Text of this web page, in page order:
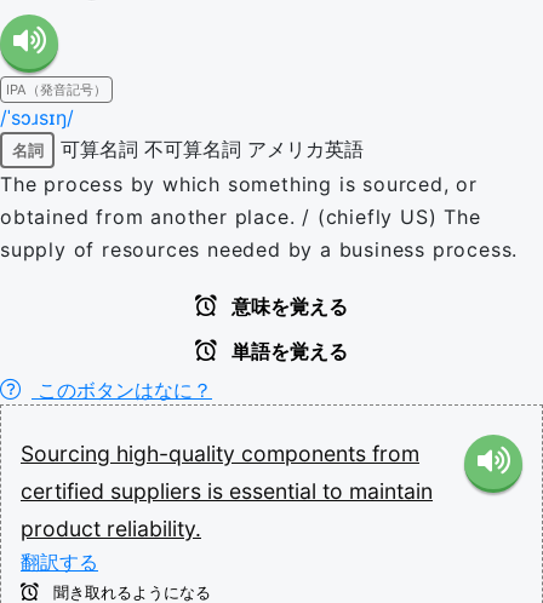
IPA（発音記号）
/ˈsɔɹsɪŋ/
名詞 可算名詞 不可算名詞 アメリカ英語
The process by which something is sourced, or
obtained from another place. / (chiefly US) The
supply of resources needed by a business process.
意味を覚える
単語を覚える
このボタンはなに？
Sourcing high-quality components from
certified suppliers is essential to maintain
product reliability.
翻訳する
聞き取れるようになる